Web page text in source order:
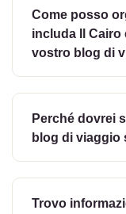
Come posso
includa Il Cairo
vostro blog di
Perché dovrei
blog di viaggio
Trovo